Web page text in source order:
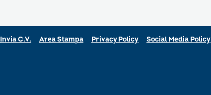
Invia C.V. Area Stampa Privacy Policy Social Media Policy